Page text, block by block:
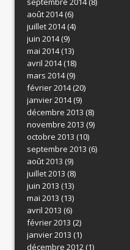
août 2014(6)
juillet 2014(4)
juin 2014(9)
mai 2014(13)
avril 2014(18)
mars 2014(9)
février 2014(20)
janvier 2014(9)
décembre 2013 (8)
novembre 2013 (9)
octobre 2013 (10)
septembre 2013 (6)
août 2013 (9)
juillet 2013 (8)
juin 2013 (13)
mai 2013 (13)
avril 2013 (6)
février 2013 (2)
janvier 2013 (1)
décembre 2012(1)